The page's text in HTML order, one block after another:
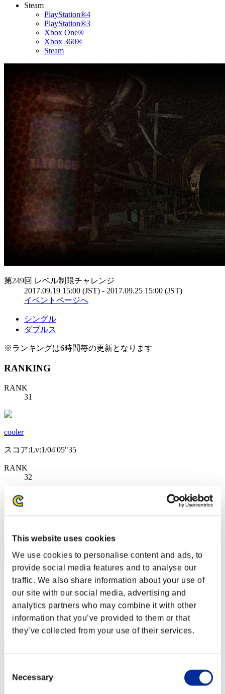
This website uses cookies
We use cookies to personalise content and ads, to
provide social media features and to analyse our
traffic. We also share information about your use of
our site with our social media, advertising and
analytics partners who may combine it with other
information that you’ve provided to them or that
they’ve collected from your use of their services.
Selection
Necessary
Steam
PlayStation®4
PlayStation®3
Xbox One®
Xbox 360®
Steam
第249回 レベル制限チャレンジ
2017.09.19 15:00 (JST) - 2017.09.25 15:00 (JST)
イベントページへ
シングル
ダブルス
※ランキングは6時間毎の更新となります
RANKING
RANK
31
cooler
スコア:Lv:1/04'05"35
RANK
32
DomInIK
スコア:Lv:1/04'13"17
RANK